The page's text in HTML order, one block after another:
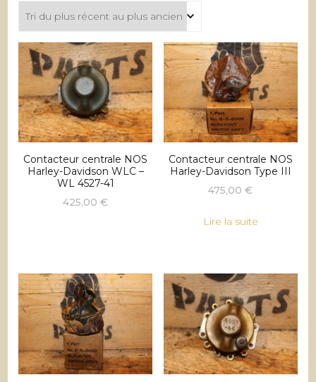
plus
récent
au
plus
ancien
Contacteur centrale NOS
Harley-Davidson WLC –
WL 4527-41
425,00€
Contacteur centrale NOS
Harley-Davidson Type III
475,00€
Lire la suite